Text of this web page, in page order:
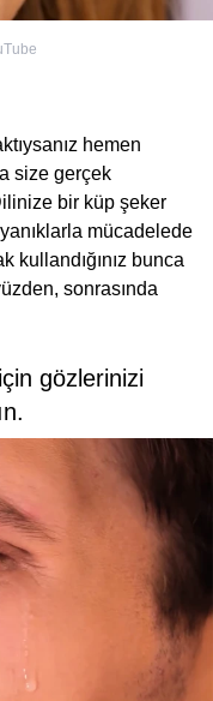
hemen
size gerçek
bir küp şeker
mücadelede
kullandığınız bunca
sonrasında
gözlerinizi